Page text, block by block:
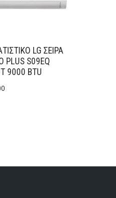
LG ΣΕΙΡΑ
PLUS S09EQ
9000 BTU